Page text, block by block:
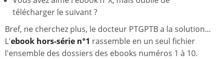
télécharger le suivant ?
Bref, ne cherchez plus, le docteur PTGPTB a la solution...
L'ebook hors-série n°1 rassemble en un seul fichier
l'ensemble des dossiers des ebooks numéros 1 à 10.